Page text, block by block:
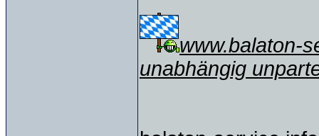
www.balaton-
unabhängig